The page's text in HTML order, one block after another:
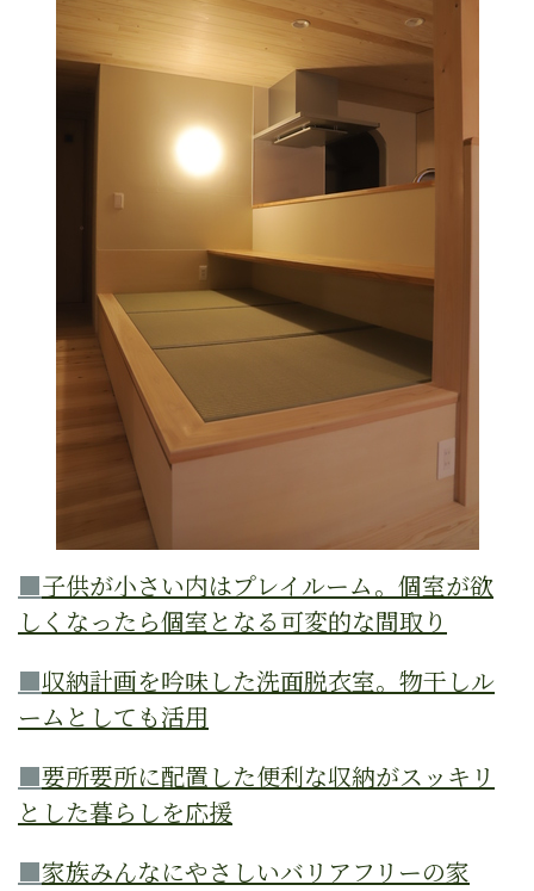
■子供が小さい内はプレイルーム。個室が欲
しくなったら個室となる可変的な間取り
■収納計画を吟味した洗面脱衣室。物干しル
ームとしても活用
■要所要所に配置した便利な収納がスッキリ
とした暮らしを応援
■家族みんなにやさしいバリアフリーの家